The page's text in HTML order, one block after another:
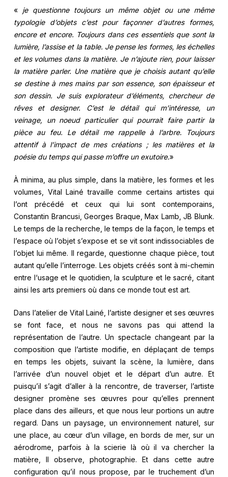
« je questionne toujours un même objet ou une même
typologie d’objets c’est pour façonner d’autres formes,
encore et encore. Toujours dans ces essentiels que sont la
lumière, l’assise et la table. Je pense les formes, les échelles
et les volumes dans la matière. Je n’ajoute rien, pour laisser
la matière parler. Une matière que je choisis autant qu’elle
se destine à mes mains par son essence, son épaisseur et
son dessin. Je suis explorateur d’éléments, chercheur de
rêves et designer. C’est le détail qui m’intéresse, un
veinage, un noeud particulier qui pourrait faire partir la
pièce au feu. Le détail me rappelle à l’arbre. Toujours
attentif à l’impact de mes créations ; les matières et la
poésie du temps qui passe m’offre un exutoire.»
À minima, au plus simple, dans la matière, les formes et les
volumes, Vital Lainé travaille comme certains artistes qui
l’ont précédé et ceux qui lui sont contemporains,
Constantin Brancusi, Georges Braque, Max Lamb, JB Blunk.
Le temps de la recherche, le temps de la façon, le temps et
l’espace où l’objet s’expose et se vit sont indissociables de
l’objet lui même. Il regarde, questionne chaque pièce, tout
autant qu’elle l’interroge. Les objets créés sont à mi-chemin
entre l‘usage et le quotidien, la sculpture et le sacré, citant
ainsi les arts premiers où dans ce monde tout est art.
Dans l’atelier de Vital Lainé, l’artiste designer et ses œuvres
se font face, et nous ne savons pas qui attend la
représentation de l’autre. Un spectacle changeant par la
composition que l’artiste modifie, en déplaçant de temps
en temps les objets, suivant la scène, la lumière, dans
l’arrivée d’un nouvel objet et le départ d’un autre. Et
puisqu’il s’agit d’aller à la rencontre, de traverser, l’artiste
designer promène ses œuvres pour qu’elles prennent
place dans des ailleurs, et que nous leur portions un autre
regard. Dans un paysage, un environnement naturel, sur
une place, au cœur d’un village, en bords de mer, sur un
aérodrome, parfois à la scierie là où il va chercher la
matière, Il observe, photographie. Et dans cette autre
configuration qu’il nous propose, par le truchement d’un